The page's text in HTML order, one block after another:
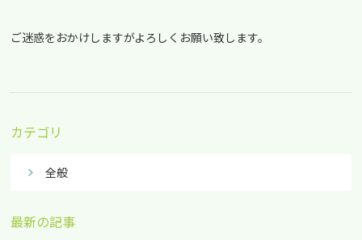
ご迷惑をおかけしますがよろしくお願い致します。
カテゴリ
全般
最新の記事